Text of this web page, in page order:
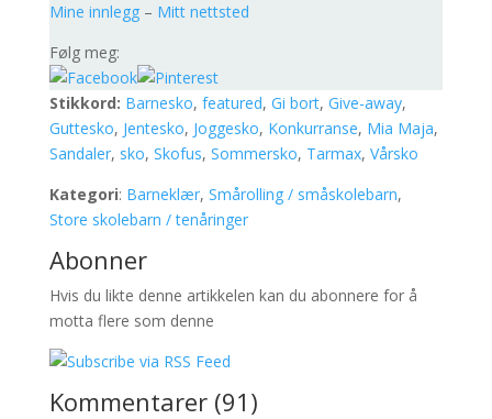
Mine innlegg– Mitt nettsted
Følg meg:
Stikkord: Barnesko, featured, Gi bort, Give-away,
Guttesko, Jentesko, Joggesko, Konkurranse, Mia Maja,
Sandaler, sko, Skofus, Sommersko, Tarmax, Vårsko
Kategori: Barneklær, Smårolling / småskolebarn,
Store skolebarn / tenåringer
Abonner
Hvis du likte denne artikkelen kan du abonnere for å
motta flere som denne
Kommentarer (91)